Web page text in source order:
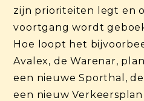
zijn prioriteiten legt en
voortgang wordt
Hoe loopt het
Avalex, de Warenar,
een nieuwe Sporthal,
een nieuw